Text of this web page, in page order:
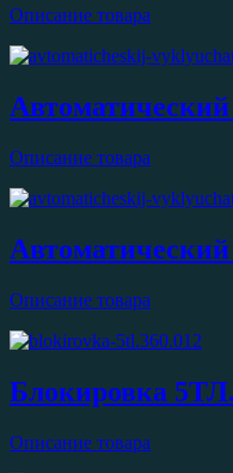
Описание товара
Описание товара
Описание товара
Блокировка
Описание товара